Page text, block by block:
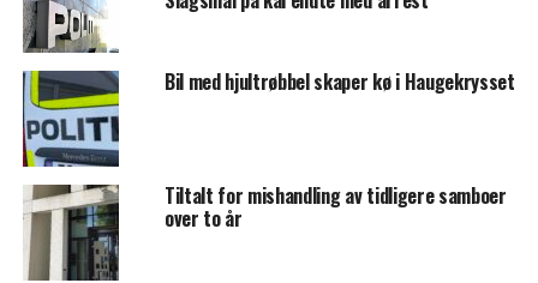
Bil med hjultrøbbel skaper kø i Haugekrysset
Tiltalt for mishandling av tidligere samboer
over to år